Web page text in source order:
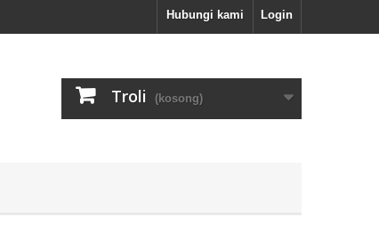
Login
Hubungi kami
Troli (kosong)